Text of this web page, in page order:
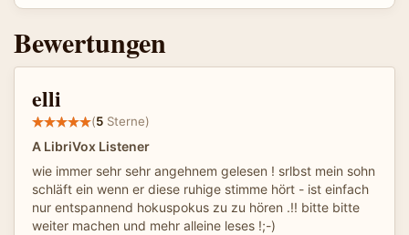
Bewertungen
elli
(5 Sterne)
A LibriVox Listener
wie immer sehr sehr angehnem gelesen ! srlbst mein sohn
schläft ein wenn er diese ruhige stimme hört - ist einfach
nur entspannend hokuspokus zu zu hören .!! bitte bitte
weiter machen und mehr alleine leses !;-)